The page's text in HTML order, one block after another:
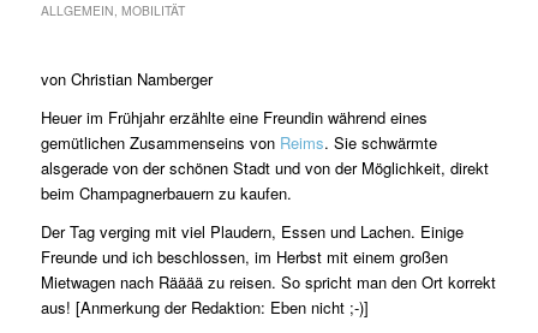
ALLGEMEIN, MOBILITÄT
von Christian Namberger
Heuer im Frühjahr erzählte eine Freundin während eines
gemütlichen Zusammenseins von Reims. Sie schwärmte
alsgerade von der schönen Stadt und von der Möglichkeit, direkt
beim Champagnerbauern zu kaufen.
Der Tag verging mit viel Plaudern, Essen und Lachen. Einige
Freunde und ich beschlossen, im Herbst mit einem großen
Mietwagen nach Rääää zu reisen. So spricht man den Ort korrekt
aus! [Anmerkung der Redaktion: Eben nicht ;-)]